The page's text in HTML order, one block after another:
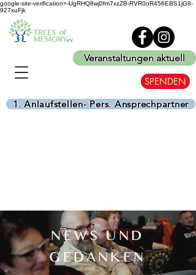
google-site-verification=-UgRHQ8wj0fm7xzZB-RVR0oR456EBS1jG8-
927xuFjk
SPENDEN
Veranstaltungen aktuell
1. Anlaufstellen- Pers. Ansprechpartner
NEWS UND
GEDANKEN